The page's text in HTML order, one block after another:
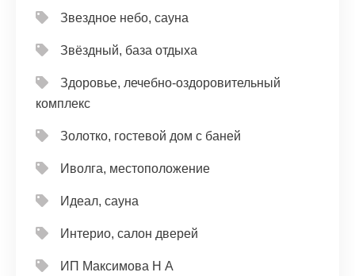
Звездное небо, сауна
Звёздный, база отдыха
Здоровье, лечебно-оздоровительный
комплекс
Золотко, гостевой дом с баней
Иволга, местоположение
Идеал, сауна
Интерио, салон дверей
ИП Максимова Н А